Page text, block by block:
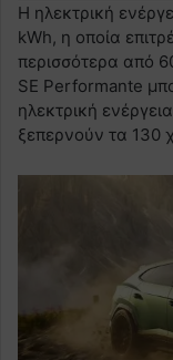
Η ηλεκτρική
kWh, η οποία
περισσότερα από
SE Performante
ηλεκτρική
ξεπερνούν τα 130